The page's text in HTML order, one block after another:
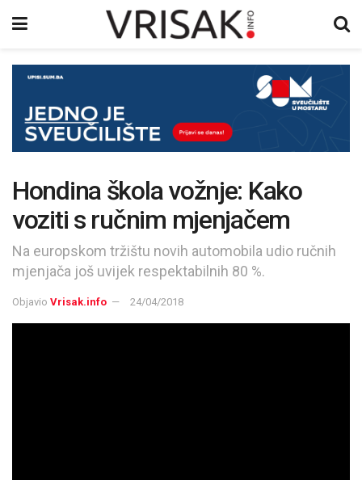
Hondina škola vožnje: Kako
voziti s ručnim mjenjačem
Na europskom tržištu novih automobila udio ručnih
mjenjača još uvijek respektabilnih 80 %.
Objavio Vrisak.info 24/04/2018